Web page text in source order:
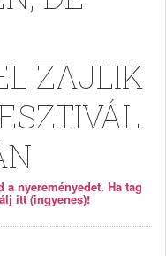
ZAJLIK
nyereményedet. Ha tag
itt (ingyenes)!